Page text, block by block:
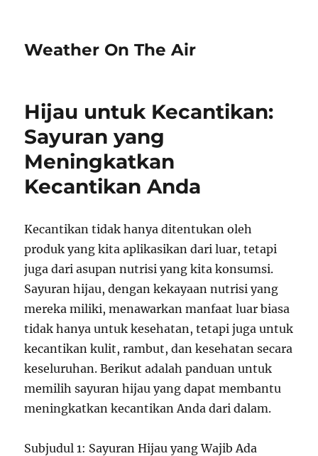
Weather On The Air
Hijau untuk Kecantikan:
Sayuran yang
Meningkatkan
Kecantikan Anda
Kecantikan tidak hanya ditentukan oleh
produk yang kita aplikasikan dari luar, tetapi
juga dari asupan nutrisi yang kita konsumsi.
Sayuran hijau, dengan kekayaan nutrisi yang
mereka miliki, menawarkan manfaat luar biasa
tidak hanya untuk kesehatan, tetapi juga untuk
kecantikan kulit, rambut, dan kesehatan secara
keseluruhan. Berikut adalah panduan untuk
memilih sayuran hijau yang dapat membantu
meningkatkan kecantikan Anda dari dalam.
Subjudul 1: Sayuran Hijau yang Wajib Ada